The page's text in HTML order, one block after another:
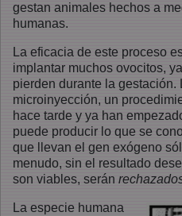
gestan animales hechos a
humanas.
La eficacia de este proceso
implantar muchos ovocitos,
pierden durante la gestación.
microinyección, un
hace tarde y ya han
puede producir lo que se
que llevan el gen exógeno
menudo, sin el resultado
son viables, serán
La especie humana